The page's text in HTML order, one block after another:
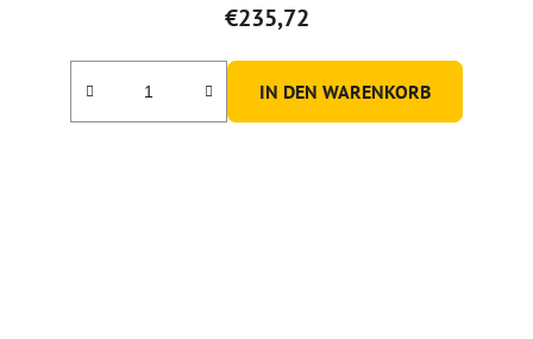
€235,72
IN DEN WARENKORB